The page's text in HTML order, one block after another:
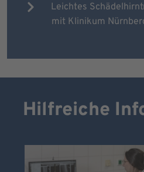
Leichtes
mit Klinikum
Hilfreiche